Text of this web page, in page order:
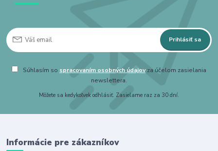
Prihlásiť sa
Súhlasím so spracovaním osobných údajovza účelom zasielania
newslettera.
Môžete sa kedykoľvek odhlásiť. Zasielame raz za 30 dní.
Informácie pre zákazníkov